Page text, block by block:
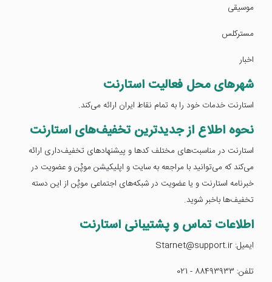
موسیقی
مسترکلس
اخبار
شهرهای محل فعالیت استارنت
استارنت خدمات خود را به تمام نقاط ایران ارائه می‌کند.
نحوه اطلاع از جدیدترین تخفیف‌های استارنت
استارنت در مناسبت‌های مختلف کدها و پیشنهادهای تخفیف‌داری ارائه
می‌کند که می‌توانید با مراجعه به سایت و اپلیکیشن موپُن و عضویت در
خبرنامه استارنت و یا عضویت در شبکه‌های اجتماعی موپُن از این دسته
تخفیف‌ها باخبر شوید.
اطلاعات تماس و پشتیبانی استارنت
ایمیل: Starnet@support.ir
تلفن: 88493933 - 021